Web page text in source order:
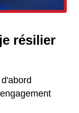
résilier